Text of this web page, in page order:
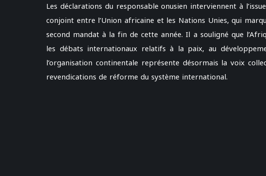
Les déclarations du responsable onusien interviennent à
conjoint entre l’Union africaine et les Nations Unies, qui
second mandat à la fin de cette année. Il a souligné que
les débats internationaux relatifs à la paix, au
l’organisation continentale représente désormais la voix
revendications de réforme du système international.